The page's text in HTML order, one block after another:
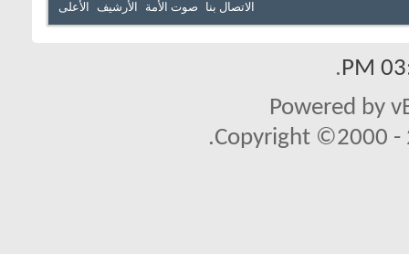
الاتصال بنا صوت الأمة الأرشيف الأعلى
.
Powered by
Copyright ©2000 -